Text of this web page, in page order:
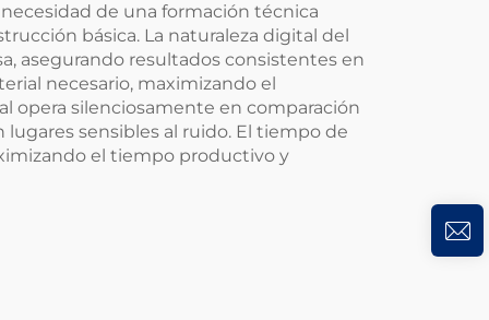
de una formación técnica
básica. La naturaleza digital del
asegurando resultados consistentes en
necesario, maximizando el
opera silenciosamente en comparación
sensibles al ruido. El tiempo de
el tiempo productivo y